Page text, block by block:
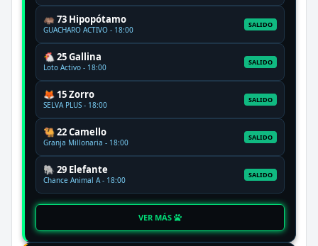
🦛 73 Hipopótamo
GUACHARO ACTIVO - 18:00
SALIDO
🐔 25 Gallina
Loto Activo - 18:00
SALIDO
🦊 15 Zorro
SELVA PLUS - 18:00
SALIDO
🐫 22 Camello
Granja Millonaria - 18:00
SALIDO
🐘 29 Elefante
Chance Animal A - 18:00
SALIDO
VER MÁS